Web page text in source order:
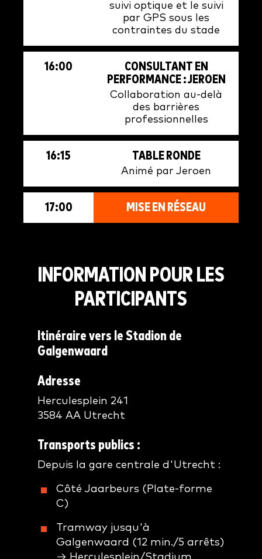
suivi optique et le suivi
par GPS sous les
contraintes du stade
16:00
CONSULTANT EN
PERFORMANCE : JEROEN
Collaboration au-delà
des barrières
professionnelles
16:15 TABLE RONDE
Animé par Jeroen
17:00 MISE EN RÉSEAU
INFORMATION POUR LES
PARTICIPANTS
Itinéraire vers le Stadion de
Galgenwaard
Adresse
Herculesplein 241
3584 AA Utrecht
Transports publics :
Depuis la gare centrale d'Utrecht :
Côté Jaarbeurs (Plate-forme
C)
Tramway jusqu'à
Galgenwaard (12 min./5 arrêts)